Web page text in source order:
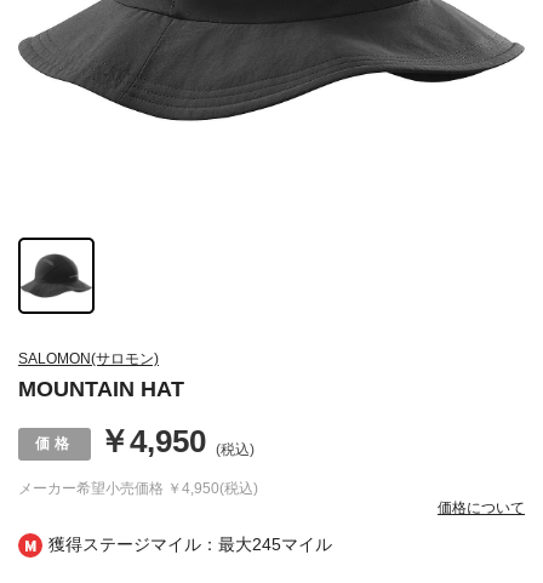
獲得ステージマイル：最大245マイル
SALOMON(サロモン)
MOUNTAIN HAT
メーカー希望小売価格 ￥4,950(税込)
￥4,950 (税込)
価格について